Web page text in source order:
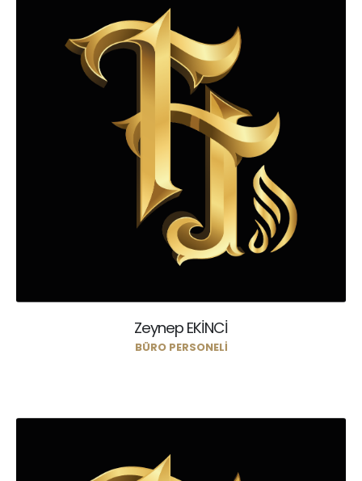
Zeynep EKİNCİ
BÜRO PERSONELI